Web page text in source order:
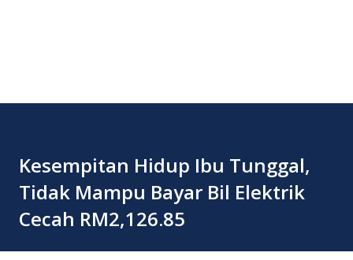
Kesempitan Hidup Ibu Tunggal,
Tidak Mampu Bayar Bil Elektrik
Cecah RM2,126.85